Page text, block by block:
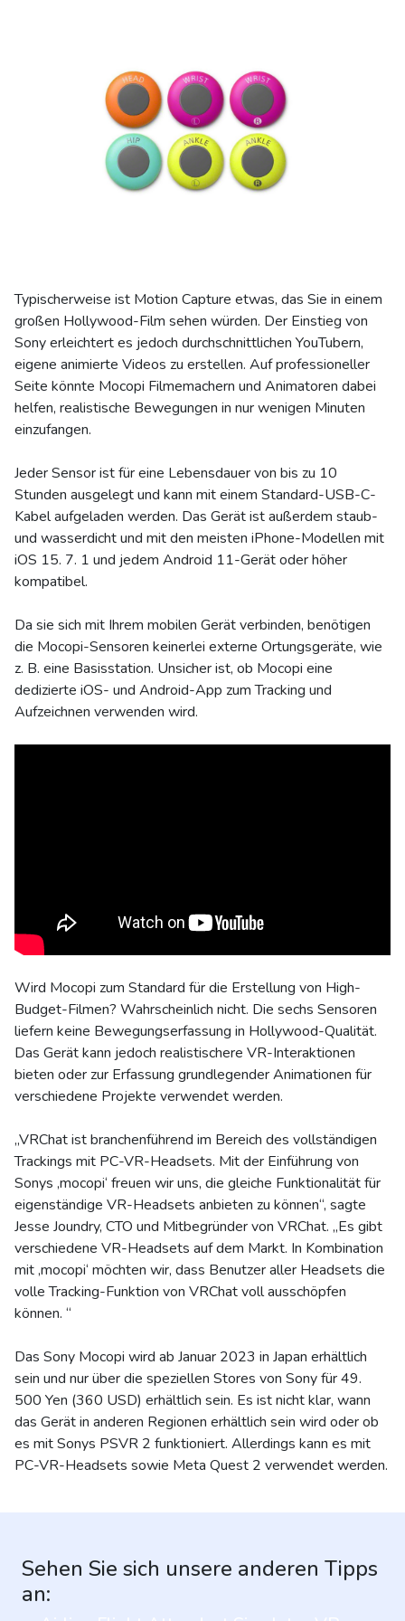
Typischerweise ist Motion Capture etwas, das Sie in einem
großen Hollywood-Film sehen würden. Der Einstieg von
Sony erleichtert es jedoch durchschnittlichen YouTubern,
eigene animierte Videos zu erstellen. Auf professioneller
Seite könnte Mocopi Filmemachern und Animatoren dabei
helfen, realistische Bewegungen in nur wenigen Minuten
einzufangen.
Jeder Sensor ist für eine Lebensdauer von bis zu 10
Stunden ausgelegt und kann mit einem Standard-USB-C-
Kabel aufgeladen werden. Das Gerät ist außerdem staub-
und wasserdicht und mit den meisten iPhone-Modellen mit
iOS 15. 7. 1 und jedem Android 11-Gerät oder höher
kompatibel.
Da sie sich mit Ihrem mobilen Gerät verbinden, benötigen
die Mocopi-Sensoren keinerlei externe Ortungsgeräte, wie
z. B. eine Basisstation. Unsicher ist, ob Mocopi eine
dedizierte iOS- und Android-App zum Tracking und
Aufzeichnen verwenden wird.
Wird Mocopi zum Standard für die Erstellung von High-
Budget-Filmen? Wahrscheinlich nicht. Die sechs Sensoren
liefern keine Bewegungserfassung in Hollywood-Qualität.
Das Gerät kann jedoch realistischere VR-Interaktionen
bieten oder zur Erfassung grundlegender Animationen für
verschiedene Projekte verwendet werden.
„VRChat ist branchenführend im Bereich des vollständigen
Trackings mit PC-VR-Headsets. Mit der Einführung von
Sonys ‚mocopi‘ freuen wir uns, die gleiche Funktionalität für
eigenständige VR-Headsets anbieten zu können“, sagte
Jesse Joundry, CTO und Mitbegründer von VRChat. „Es gibt
verschiedene VR-Headsets auf dem Markt. In Kombination
mit ‚mocopi‘ möchten wir, dass Benutzer aller Headsets die
volle Tracking-Funktion von VRChat voll ausschöpfen
können. “
Das Sony Mocopi wird ab Januar 2023 in Japan erhältlich
sein und nur über die speziellen Stores von Sony für 49.
500 Yen (360 USD) erhältlich sein. Es ist nicht klar, wann
das Gerät in anderen Regionen erhältlich sein wird oder ob
es mit Sonys PSVR 2 funktioniert. Allerdings kann es mit
PC-VR-Headsets sowie Meta Quest 2 verwendet werden.
Sehen Sie sich unsere anderen Tipps
an: